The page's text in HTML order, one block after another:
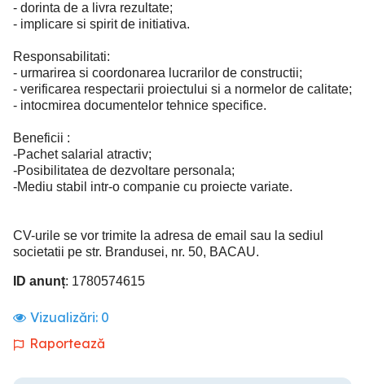
- dorinta de a livra rezultate;
- implicare si spirit de initiativa.
Responsabilitati:
- urmarirea si coordonarea lucrarilor de constructii;
- verificarea respectarii proiectului si a normelor de calitate;
- intocmirea documentelor tehnice specifice.
Beneficii :
-Pachet salarial atractiv;
-Posibilitatea de dezvoltare personala;
-Mediu stabil intr-o companie cu proiecte variate.
CV-urile se vor trimite la adresa de email sau la sediul
societatii pe str. Brandusei, nr. 50, BACAU.
ID anunț: 1780574615
Vizualizări: 0
Raportează